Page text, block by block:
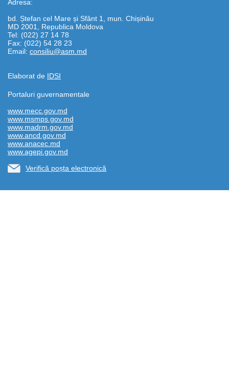
Adresa:
bd. Ștefan cel Mare și Sfânt 1, mun. Chișinău
MD 2001, Republica Moldova
Tel: (022) 27 14 78
Fax: (022) 54 28 23
Email: consiliu@asm.md
Elaborat de IDSI
Portaluri guvernamentale
www.mecc.gov.md
www.msmps.gov.md
www.madrm.gov.md
www.ancd.gov.md
www.anacec.md
www.agepi.gov.md
Verifică poșta electronică